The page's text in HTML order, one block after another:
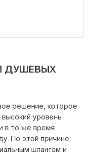
ДУШЕВЫХ
решение, которое
уровень
в то же время
По этой причине
шлангом и